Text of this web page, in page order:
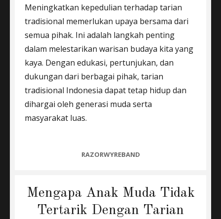
Meningkatkan kepedulian terhadap tarian
tradisional memerlukan upaya bersama dari
semua pihak. Ini adalah langkah penting
dalam melestarikan warisan budaya kita yang
kaya. Dengan edukasi, pertunjukan, dan
dukungan dari berbagai pihak, tarian
tradisional Indonesia dapat tetap hidup dan
dihargai oleh generasi muda serta
masyarakat luas.
CATEGORIES
RAZORWYREBAND
Mengapa Anak Muda Tidak
Tertarik Dengan Tarian